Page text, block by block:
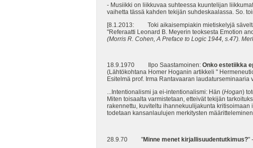
- Musiikki on liikkuvaa suhteessa kuuntelijan
vaihetta tässä kahden tekijän suhdeskaalassa. So.
[8.1.2013: Toki aikaisempiakin mietiskelyjä
"Referaatti Leonard B. Meyerin teoksesta Emotion
(Morris R. Cohen,A Preface to Logic 1944, s.47).
18.9.1970 Ilpo Saastamoinen: Onko estetiikka
(Lähtökohtana Homer Hoganin artikkeli "
Esitelmä prof. Irma Rantavaaran laudaturseminaaria
...Intentionalismi ja ei-intentionalismi: Hän (Hogan)
Miten toisaalta varmistetaan, etteivät tekijän
rakennettu, kuviteltu ihannekuulijakunta
todetaan kansanlaulujen merkitysten
28.9.70 "Minne menet kirjallisuudentutkimus?"